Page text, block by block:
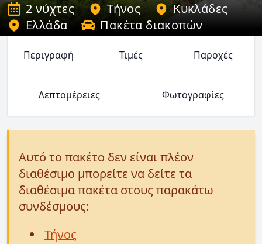
2 νύχτες Τήνος
Κυκλάδες
Ελλάδα
Πακέτα διακοπών
Περιγραφή Τιμές Παροχές
Λεπτομέρειες Φωτογραφίες
Αυτό το πακέτο δεν είναι πλέον
διαθέσιμο μπορείτε να δείτε τα
διαθέσιμα πακέτα στους παρακάτω
συνδέσμους:
Τήνος